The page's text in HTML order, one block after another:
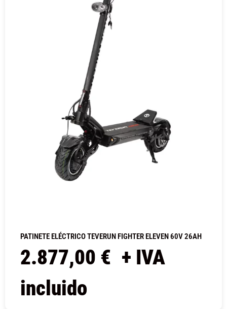
PATINETE ELÉCTRICO TEVERUN FIGHTER ELEVEN 60V 26AH
2.877,00 € + IVA
incluido